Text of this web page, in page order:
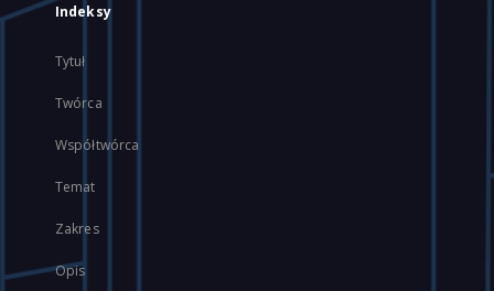
Indeksy
Tytuł
Twórca
Współtwórca
Temat
Zakres
Opis